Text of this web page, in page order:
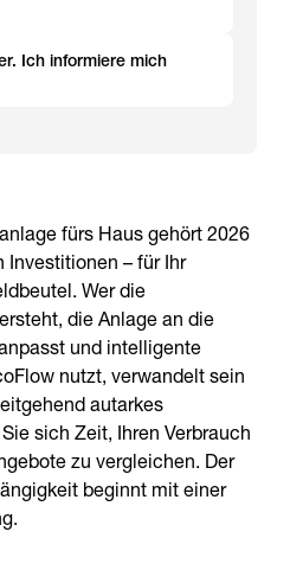
Ich informiere mich
fürs Haus gehört 2026
Investitionen – für Ihr
Wer die
die Anlage an die
und intelligente
nutzt, verwandelt sein
autarkes
sich Zeit, Ihren Verbrauch
zu vergleichen. Der
beginnt mit einer